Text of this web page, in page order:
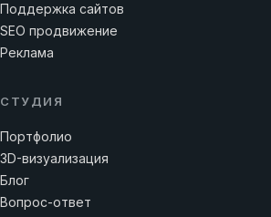
Поддержка сайтов
SEO продвижение
Реклама
СТУДИЯ
Портфолио
3D-визуализация
Блог
Вопрос-ответ